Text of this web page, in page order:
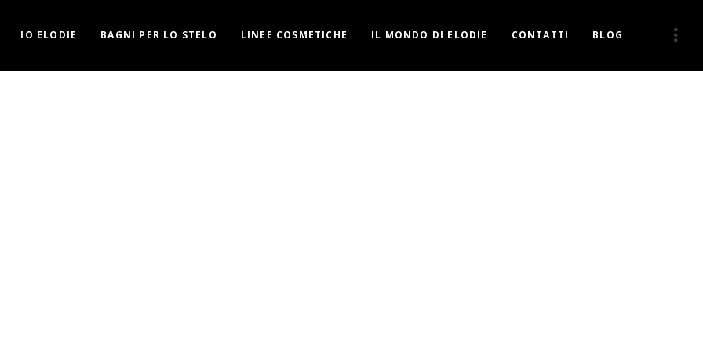
IO ELODIE BAGNI PER LO STELO LINEE COSMETICHE IL MONDO DI ELODIE CONTATTI BLOG